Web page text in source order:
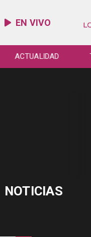
EN VIVO
ACTUALIDAD
NOTICIAS